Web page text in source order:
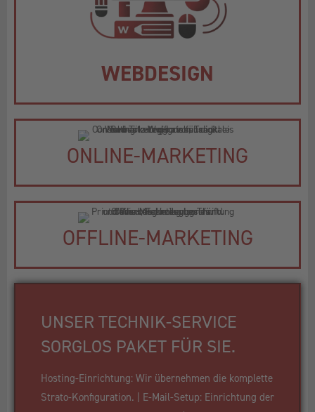
WEBDESIGN
ONLINE-MARKETING
OFFLINE-MARKETING
UNSER TECHNIK-SERVICE
SORGLOS PAKET FÜR SIE.
Hosting-Einrichtung: Wir übernehmen die komplette
Strato-Konfiguration. | E-Mail-Setup: Einrichtung der